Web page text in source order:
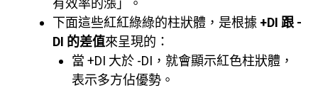
有效率的漲」。
下面這些紅紅綠綠的柱狀體，是根據 +DI 跟 -
DI 的差值來呈現的：
當 +DI 大於 -DI，就會顯示紅色柱狀體，
表示多方佔優勢。